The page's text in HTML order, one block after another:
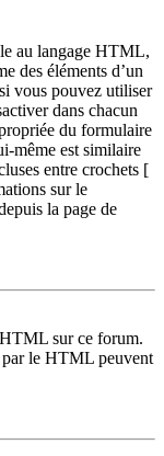
au langage HTML,
des éléments d’un
vous pouvez utiliser
dans chacun
du formulaire
même est similaire
entre crochets [
sur le
la page de
sur ce forum.
par le HTML peuvent